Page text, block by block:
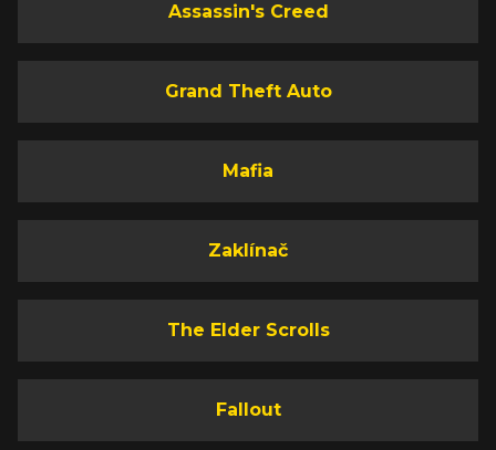
Assassin's Creed
Grand Theft Auto
Mafia
Zaklínač
The Elder Scrolls
Fallout